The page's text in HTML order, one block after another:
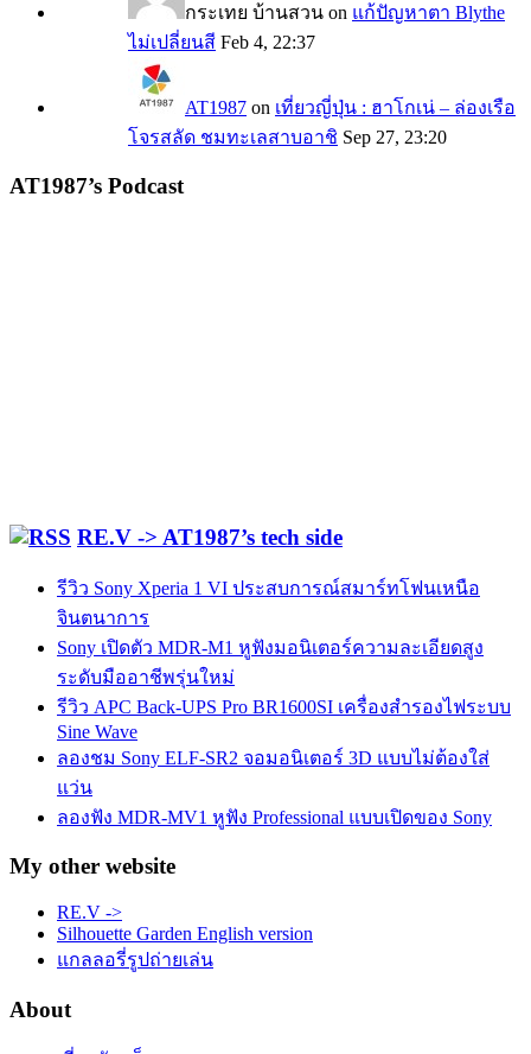
กระเทย บ้านสวน on แก้ปัญหาตา Blythe
ไม่เปลี่ยนสี Feb 4, 22:37
AT1987 on เที่ยวญี่ปุ่น : ฮาโกเน่ – ล่องเรือ
โจรสลัด ชมทะเลสาบอาชิ Sep 27, 23:20
AT1987’s Podcast
RE.V -> AT1987’s tech side
รีวิว Sony Xperia 1 VI ประสบการณ์สมาร์ทโฟนเหนือ
จินตนาการ
Sony เปิดตัว MDR-M1 หูฟังมอนิเตอร์ความละเอียดสูง
ระดับมืออาชีพรุ่นใหม่
รีวิว APC Back-UPS Pro BR1600SI เครื่องสำรองไฟระบบ
Sine Wave
ลองชม Sony ELF-SR2 จอมอนิเตอร์ 3D แบบไม่ต้องใส่
แว่น
ลองฟัง MDR-MV1 หูฟัง Professional แบบเปิดของ Sony
My other website
RE.V ->
Silhouette Garden English version
แกลลอรี่รูปถ่ายเล่น
About